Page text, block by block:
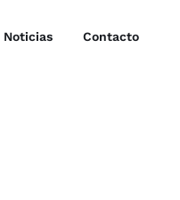
Noticias Contacto